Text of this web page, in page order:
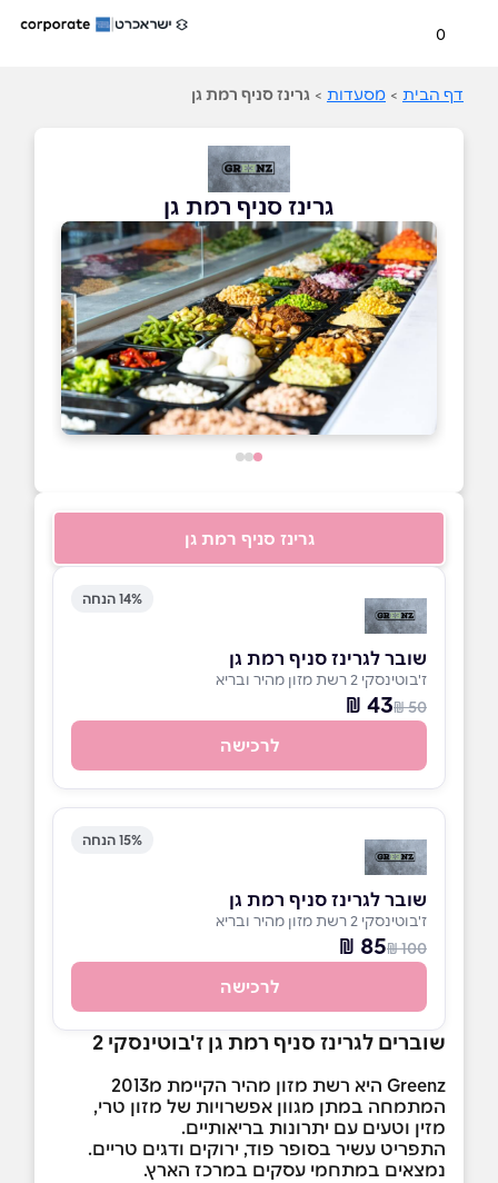
0
דף הבית > מסעדות > גרינז סניף רמת גן
גרינז סניף רמת גן
גרינז סניף רמת גן
14% הנחה
שובר לגרינז סניף רמת גן
ז'בוטינסקי 2 רשת מזון מהיר ובריא
50 ₪
43 ₪
לרכישה
15% הנחה
שובר לגרינז סניף רמת גן
ז'בוטינסקי 2 רשת מזון מהיר ובריא
100 ₪
85 ₪
לרכישה
שוברים לגרינז סניף רמת גן ז'בוטינסקי 2
Greenz היא רשת מזון מהיר הקיימת מ2013
המתמחה במתן מגוון אפשרויות של מזון טרי,
מזין וטעים עם יתרונות בריאותיים.
התפריט עשיר בסופר פוד, ירוקים ודגים טריים.
נמצאים במתחמי עסקים במרכז הארץ.